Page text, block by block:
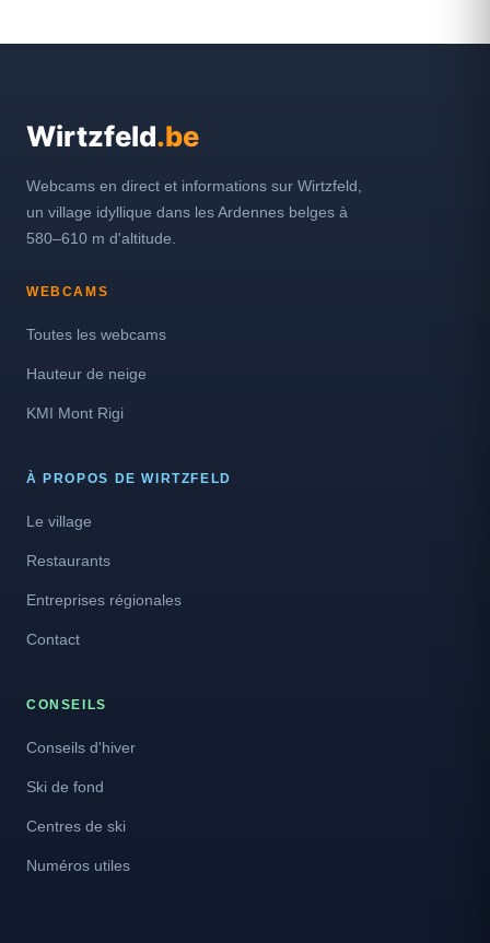
Wirtzfeld.be
Webcams en direct et informations sur Wirtzfeld,
un village idyllique dans les Ardennes belges à
580–610 m d'altitude.
WEBCAMS
Toutes les webcams
Hauteur de neige
KMI Mont Rigi
À PROPOS DE WIRTZFELD
Le village
Restaurants
Entreprises régionales
Contact
CONSEILS
Conseils d'hiver
Ski de fond
Centres de ski
Numéros utiles